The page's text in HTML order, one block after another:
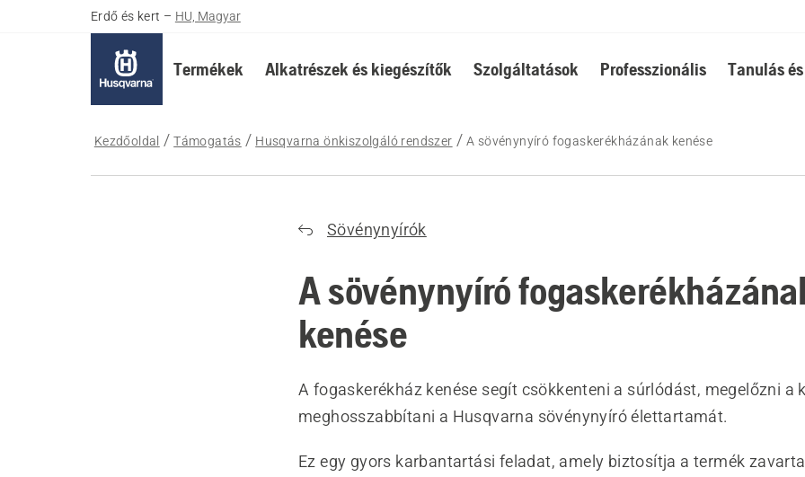
Erdő és kert – HU, Magyar
Termékek Alkatrészek és kiegészítők Szolgáltatások Professzionális Tanulás
Kezdőoldal Támogatás Husqvarna önkiszolgáló rendszer A sövénynyíró fogaskerékházának kenése
Sövénynyírók
A sövénynyíró
kenése
A fogaskerékház kenése segít csökkenteni a súrlódást, megelőzni a
meghosszabbítani a Husqvarna sövénynyíró élettartamát.
Ez egy gyors karbantartási feladat, amely biztosítja a termék